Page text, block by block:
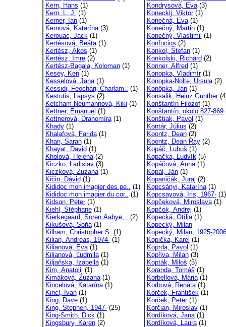
Kern, Hans (1)
Kern, L. J. (1)
Kerner, Ian(1)
Kernová, Katarína(3)
Kerouac, Jack(1)
Kertésová, Beáta(1)
Kertész, Ákos (1)
Kertész, Imre(2)
Kertész-Bagala, Koloman(1)
Kesey, Ken(1)
Kesselová, Jana(1)
Kessidi, Feocharij Charlam.. (1)
Kestutis, Lapsys (2)
Ketcham-Neumannová, Kiki (1)
Kettner, Emanuel (1)
Kettnerová, Drahomíra(1)
Khady(1)
Khalafová, Farida(1)
Khan, Sarah(1)
Khayat, David (1)
Kholová, Helena(2)
Kiczko, Ladislav(3)
Kiczková, Zuzana(1)
Kičin, Dávid (1)
Kididoc mon imagier des pe.. (1)
Kididoc mon imagier du cor.. (1)
Kidson, Peter(1)
Kiehl, Stéphane(1)
Kierkegaard, Soren Aabye,.. (2)
Kikušová, Soňa(1)
Kilham, Christopher S. (1)
Kilian, Andreas, 1974-(1)
Kilianová, Eva(1)
Kilianová, Ľudmila(1)
Kiljaňska, Izabella(1)
Kim, Anatolij (1)
Kimáková, Zuzana(1)
Kincelová, Katarína(1)
Kincl, Ivan(1)
King, Dave(1)
King, Stephen, 1947-(25)
King-Smith, Dick(1)
Kingsbury, Karen(2)
Kondrysová, Eva(3)
Koneckij, Viktor(1)
Konečná, Eva(1)
Konečný, Martin(1)
Konečný, Vlastimil (1)
Konfucius (2)
Konkol, Štefan(1)
Konkolski, Richard (2)
Konner, Alfred (1)
Konopka, Vladimír(1)
Konopka-Nolte, Ursula(2)
Konôpka, Ján(1)
Konsalik, Heinz Günther
Konštantín Filozof(1)
Konštantín, okolo 827-869
Konštiak, Pavol (1)
Kontár, Július (2)
Koontz, Dean(2)
Koontz, Dean Ray(2)
Kopáč, Luboš (1)
Kopačka, Ludvík(5)
Kopáčová, Anna(1)
Kopál, Ján(1)
Kopaničák, Juraj (2)
Kopcsányi, Katarína(1)
Kopcsayová, Iris, 1967-(1)
Kopčeková, Miroslava(1)
Kopčok, Andrej (1)
Kopecká, Otília(1)
Kopecký, Milan
Kopecký, Milan, 1925-2006
Kopička, Karel (1)
Koprda, Pavol (1)
Kopřiva, Milan(3)
Kopták, Miloš (5)
Koranda, Tomáš (1)
Korbellová, Mária(1)
Korbová, Renáta(1)
Korček, František(1)
Korček, Peter(1)
Korčian, Miroslav(1)
Kordíková, Jana(1)
Kordíková, Laura(1)